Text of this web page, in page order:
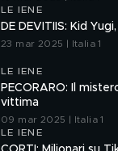
LE IENE
DE DEVITIIS: Kid
23 mar 2025 | Italia 1
LE IENE
PECORARO: Il
vittima
09 mar 2025 | Italia 1
LE IENE